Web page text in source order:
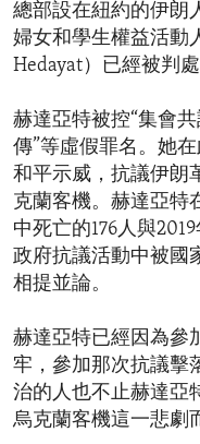
總部設在紐約的伊朗
婦女和學生權益活動
Hedayat）已經被判
赫達亞特被控“集會
傳”等虛假罪名。她
和平示威，抗議伊朗
克蘭客機。赫達亞特
中死亡的176人與
政府抗議活動中被國
相提並論。
赫達亞特已經因為參
牢，參加那次抗議擊
治的人也不止赫達亞
烏克蘭客機這一悲劇